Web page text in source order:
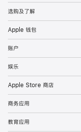
选购及了解
Apple 钱包
账户
娱乐
Apple Store 商店
商务应用
教育应用